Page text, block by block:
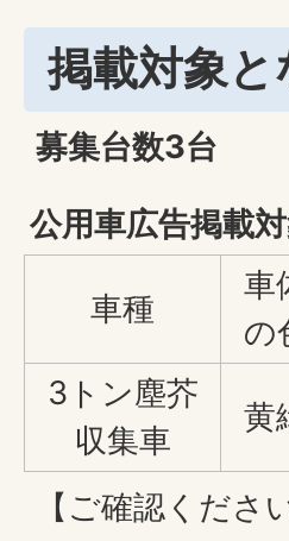
掲載対象
募集台数3台
公用車広告掲載
車種
車
の
3トン塵芥
収集車
黄
【ご確認くださ